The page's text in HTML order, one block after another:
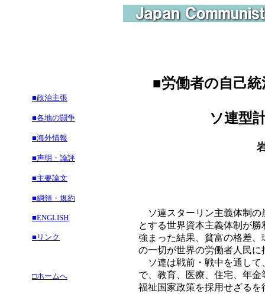
■政治主張
■各地の闘争
■海外情報
■声明・論評
■主要論文
■綱領・規約
■ENGLISH
■リンク
□ホームへ
■労働者の自己
ソ連型計画
岩山
ソ連スターリン主義体制の
とする世界資本主義体制が
強まった結果、貧富の格差
の一切が世界の労働者人民
ソ連は戦前・戦中を通して
で、教育、医療、住宅、年
福祉国家政策を採用せざる